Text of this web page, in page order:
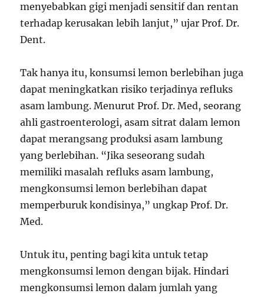
menyebabkan gigi menjadi sensitif dan rentan
terhadap kerusakan lebih lanjut,” ujar Prof. Dr.
Dent.
Tak hanya itu, konsumsi lemon berlebihan juga
dapat meningkatkan risiko terjadinya refluks
asam lambung. Menurut Prof. Dr. Med, seorang
ahli gastroenterologi, asam sitrat dalam lemon
dapat merangsang produksi asam lambung
yang berlebihan. “Jika seseorang sudah
memiliki masalah refluks asam lambung,
mengkonsumsi lemon berlebihan dapat
memperburuk kondisinya,” ungkap Prof. Dr.
Med.
Untuk itu, penting bagi kita untuk tetap
mengkonsumsi lemon dengan bijak. Hindari
mengkonsumsi lemon dalam jumlah yang